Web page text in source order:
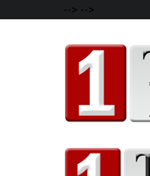
--> -->